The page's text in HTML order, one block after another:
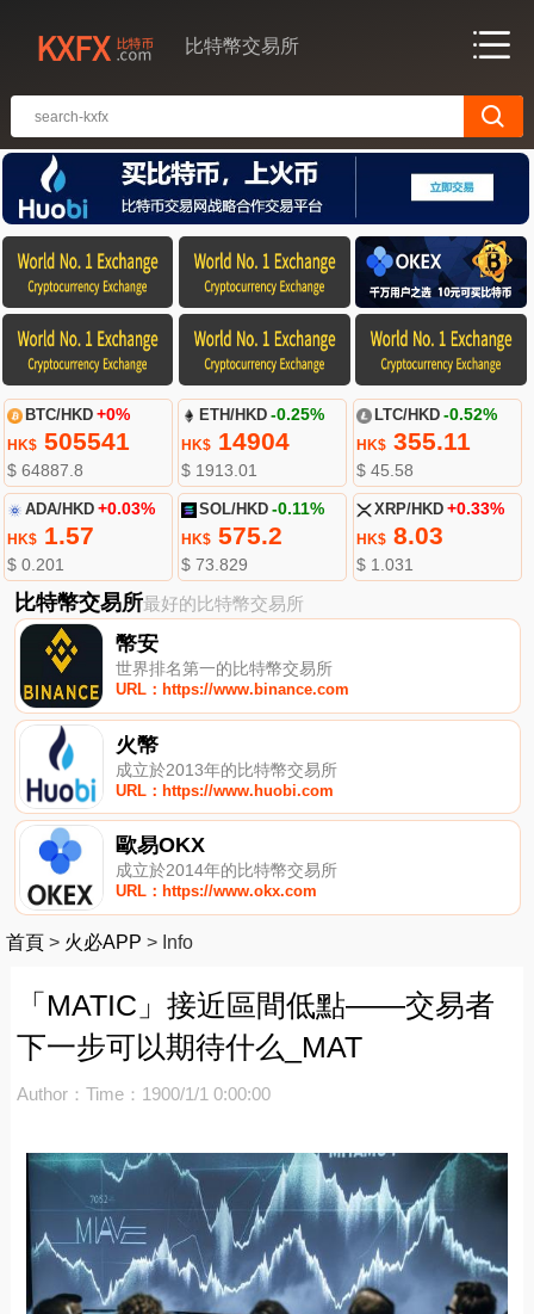
比特幣交易所
BTC/HKD +0%
HK$505541
$ 64887.8
ETH/HKD -0.25%
HK$ 14904
$ 1913.01
LTC/HKD -0.52%
HK$355.11
$ 45.58
ADA/HKD +0.03%
HK$1.57
$ 0.201
SOL/HKD -0.11%
HK$ 575.2
$ 73.829
XRP/HKD +0.33%
HK$8.03
$ 1.031
比特幣交易所最好的比特幣交易所
幣安
世界排名第一的比特幣交易所
URL：https://www.binance.com
火幣
成立於2013年的比特幣交易所
URL：https://www.huobi.com
歐易OKX
成立於2014年的比特幣交易所
URL：https://www.okx.com
首頁 > 火必APP > Info
「MATIC」接近區間低點——交易者
下一步可以期待什么_MAT
Author： Time：1900/1/1 0:00:00